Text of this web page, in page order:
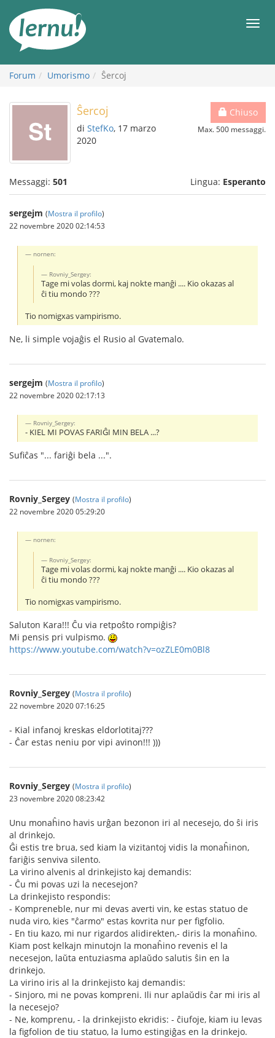
all’indice
Forum Umorismo Ŝercoj
Chiuso
Max. 500 messaggi.
Ŝercoj
di StefKo, 17 marzo
2020
Messaggi: 501 Lingua: Esperanto
sergejm (Mostra il profilo)
22 novembre 2020 02:14:53
nornen:
Rovniy_Sergey:
Tage mi volas dormi, kaj nokte manĝi .... Kio okazas al
ĉi tiu mondo ???
Tio nomigxas vampirismo.
Ne, li simple vojaĝis el Rusio al Gvatemalo.
sergejm (Mostra il profilo)
22 novembre 2020 02:17:13
Rovniy_Sergey:
- KIEL MI POVAS FARIĜI MIN BELA ...?
Sufiĉas "... fariĝi bela ...".
Rovniy_Sergey (Mostra il profilo)
22 novembre 2020 05:29:20
nornen:
Rovniy_Sergey:
Tage mi volas dormi, kaj nokte manĝi .... Kio okazas al
ĉi tiu mondo ???
Tio nomigxas vampirismo.
Saluton Kara!!! Ĉu via retpoŝto rompiĝis?
Mi pensis pri vulpismo.
https://www.youtube.com/watch?v=ozZLE0m0Bl8
Rovniy_Sergey (Mostra il profilo)
22 novembre 2020 07:16:25
- Kial infanoj kreskas eldorlotitaj???
- Ĉar estas neniu por vipi avinon!!! )))
Rovniy_Sergey (Mostra il profilo)
23 novembre 2020 08:23:42
Unu monaĥino havis urĝan bezonon iri al necesejo, do ŝi iris
al drinkejo.
Ĝi estis tre brua, sed kiam la vizitantoj vidis la monaĥinon,
fariĝis senviva silento.
La virino alvenis al drinkejisto kaj demandis:
- Ĉu mi povas uzi la necesejon?
La drinkejisto respondis:
- Kompreneble, nur mi devas averti vin, ke estas statuo de
nuda viro, kies "ĉarmo" estas kovrita nur per figfolio.
- En tiu kazo, mi nur rigardos alidirekten,- diris la monaĥino.
Kiam post kelkajn minutojn la monaĥino revenis el la
necesejon, laŭta entuziasma aplaŭdo salutis ŝin en la
drinkejo.
La virino iris al la drinkejisto kaj demandis:
- Sinjoro, mi ne povas kompreni. Ili nur aplaŭdis ĉar mi iris al
la necesejo?
- Ne, komprenu, - la drinkejisto ekridis: - ĉiufoje, kiam iu levas
la figfolion de tiu statuo, la lumo estingiĝas en la drinkejo.